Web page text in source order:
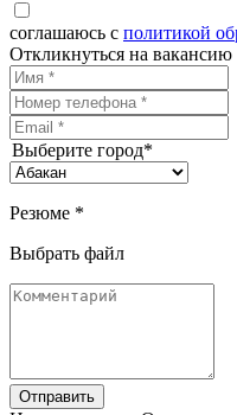
соглашаюсь с политикой
Откликнуться на вакансию
Выберите город*
Резюме *
Выбрать файл
Отправить